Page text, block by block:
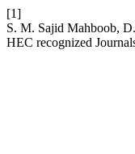
[1]
S. M. Sajid Mahboob,
HEC recognized